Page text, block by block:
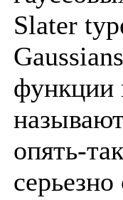
Slater
функции
опять-